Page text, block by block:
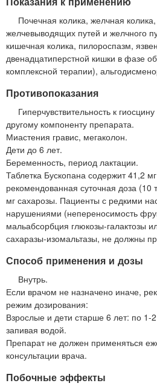
Почечная колика, желчная
желчевыводящих путей и желчного
кишечная колика, пилороспазм,
двенадцатиперстной кишки в фазе
комплексной терапии),
Противопоказания
Гиперчувствительность к
другому компоненту препарата.
Миастения гравис, мегаколон.
Дети до 6 лет.
Беременность, период лактации.
Таблетка Бускопана содержит 41,2
рекомендованная суточная доза (10
мг сахарозы. Пациенты с редкими
нарушениями (непереносимость
мальабсорбция глюкозы-галактозы
сахаразы-изомальтазы, не должны
Способ применения и дозы
Внутрь.
Если врачом не назначено иначе,
режим дозирования:
Взрослые и дети старше 6 лет: по 1-
запивая водой.
Препарат не должен применяться
консультации врача.
Побочные эффекты